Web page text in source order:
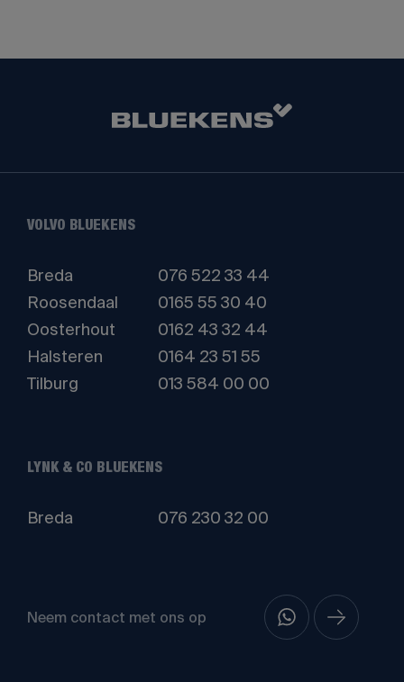
VOLVO BLUEKENS
Breda
076 522 33 44
Roosendaal
0165 55 30 40
Oosterhout
0162 43 32 44
Halsteren
0164 23 51 55
Tilburg
013 584 00 00
LYNK & CO BLUEKENS
Breda 076 230 32 00
Neem contact met ons op